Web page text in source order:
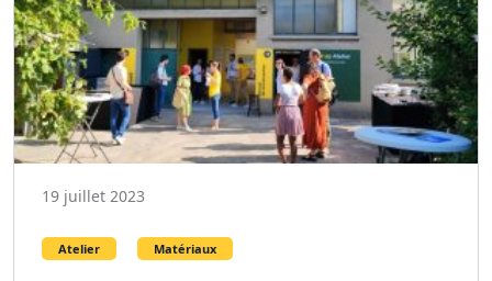
19 juillet 2023
Atelier Matériaux